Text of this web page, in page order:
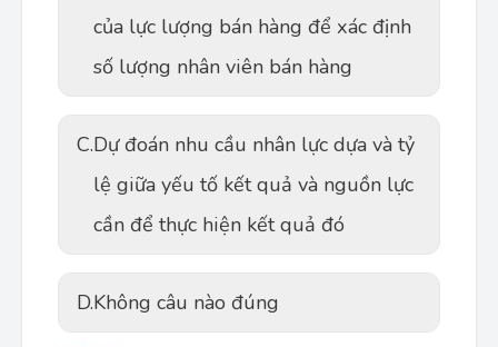
của lực lượng bán hàng để xác định
số lượng nhân viên bán hàng
C.Dự đoán nhu cầu nhân lực dựa và tỷ
lệ giữa yếu tố kết quả và nguồn lực
cần để thực hiện kết quả đó
D.Không câu nào đúng